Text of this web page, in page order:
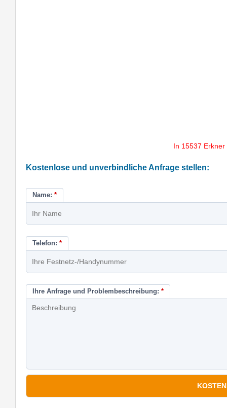
In 15537
Kostenlose und unverbindliche Anfrage stellen:
Name: *
Telefon: *
Ihre Anfrage und Problembeschreibung: *